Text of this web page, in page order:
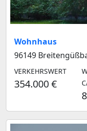
Wohnhaus
96149
VERKEHRSWERT
354.000 €